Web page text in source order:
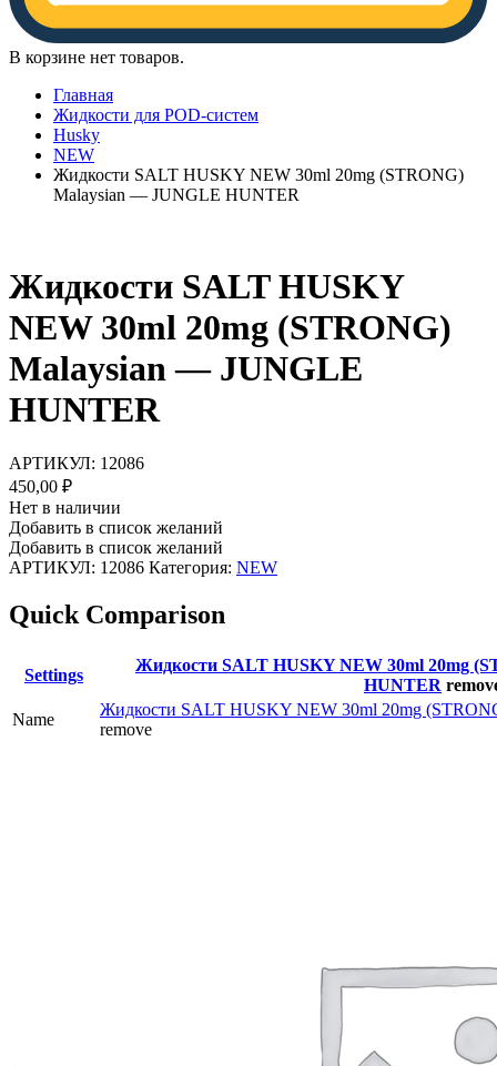
В корзине нет товаров.
Главная
Жидкости для POD-систем
Husky
NEW
Жидкости SALT HUSKY NEW 30ml 20mg (STRONG)
Malaysian — JUNGLE HUNTER
Жидкости SALT HUSKY
NEW 30ml 20mg (STRONG)
Malaysian — JUNGLE
HUNTER
АРТИКУЛ: 12086
450,00 ₽
Нет в наличии
Добавить в список желаний
Добавить в список желаний
АРТИКУЛ: 12086 Категория: NEW
Quick Comparison
Settings
Жидкости SALT HUSKY NEW 30ml 20mg
HUNTER
Name
Жидкости SALT HUSKY NEW 30ml 20mg
remove